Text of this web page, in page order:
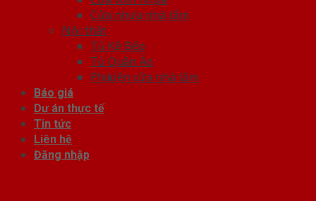
Cửa nhựa nhà tắm
Nội thất
Tủ Kệ Bếp
Tủ Quần Áo
Phụ kiện cửa nhà tắm
Báo giá
Dự án thực tế
Tin tức
Liên hệ
Đăng nhập